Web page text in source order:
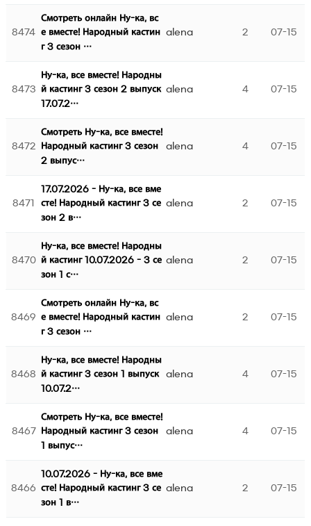
8474
Смотреть онлайн Ну-ка, вс
е вместе! Народный кастин
г 3 сезон …
alena 2 07-15
8473
Ну-ка, все вместе! Народны
й кастинг 3 сезон 2 выпуск
17.07.2…
alena 4 07-15
8472
Смотреть Ну-ка, все вместе!
Народный кастинг 3 сезон
2 выпус…
alena 4 07-15
8471
17.07.2026 - Ну-ка, все вме
сте! Народный кастинг 3 се
зон 2 в…
alena 2 07-15
8470
Ну-ка, все вместе! Народны
й кастинг 10.07.2026 - 3 се
зон 1 с…
alena 2 07-15
8469
Смотреть онлайн Ну-ка, вс
е вместе! Народный кастин
г 3 сезон …
alena 2 07-15
8468
Ну-ка, все вместе! Народны
й кастинг 3 сезон 1 выпуск
10.07.2…
alena 4 07-15
8467
Смотреть Ну-ка, все вместе!
Народный кастинг 3 сезон
1 выпус…
alena 4 07-15
8466
10.07.2026 - Ну-ка, все вме
сте! Народный кастинг 3 се
зон 1 в…
alena 2 07-15